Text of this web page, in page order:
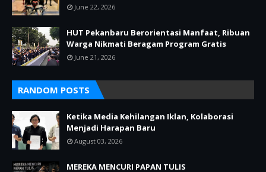
June 22, 2026
HUT Pekanbaru Berorientasi Manfaat, Ribuan
Warga Nikmati Beragam Program Gratis
June 21, 2026
RANDOM POSTS
Ketika Media Kehilangan Iklan, Kolaborasi
Menjadi Harapan Baru
August 03, 2026
MEREKA MENCURI PAPAN TULIS